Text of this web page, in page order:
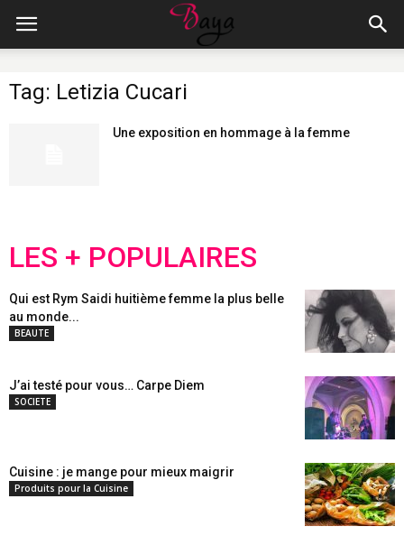
Tag: Letizia Cucari
Une exposition en hommage à la femme
LES + POPULAIRES
Qui est Rym Saidi huitième femme la plus belle
au monde...
BEAUTE
J’ai testé pour vous… Carpe Diem
SOCIETE
Cuisine : je mange pour mieux maigrir
Produits pour la Cuisine